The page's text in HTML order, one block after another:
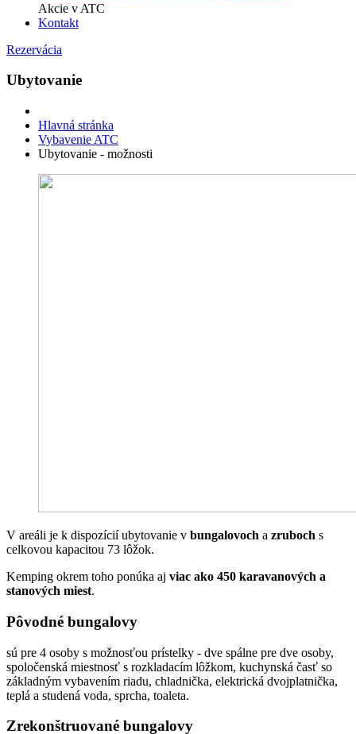
Akcie v ATC
Kontakt
Rezervácia
Ubytovanie
Hlavná stránka
Vybavenie ATC
Ubytovanie - možnosti
V areáli je k dispozícií ubytovanie v bungalovoch a zruboch s
celkovou kapacitou 73 lôžok.
Kemping okrem toho ponúka aj viac ako 450 karavanových a
stanových miest.
Pôvodné bungalovy
sú pre 4 osoby s možnosťou prístelky - dve spálne pre dve osoby,
spoločenská miestnosť s rozkladacím lôžkom, kuchynská časť so
základným vybavením riadu, chladnička, elektrická dvojplatnička,
teplá a studená voda, sprcha, toaleta.
Zrekonštruované bungalovy